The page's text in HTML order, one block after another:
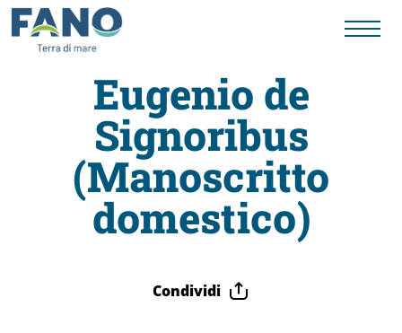
Fano
Visit
Card
Eugenio de
Signoribus
(Manoscritto
domestico)
Condividi